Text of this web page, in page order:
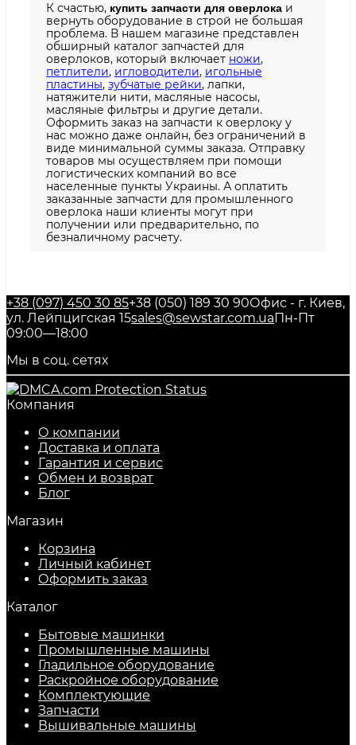
К счастью, купить запчасти для оверлока и
вернуть оборудование в строй не большая
проблема. В нашем магазине представлен
обширный каталог запчастей для
оверлоков, который включает ножи,
петлители, игловодители, игольные
пластины, зубчатые рейки, лапки,
натяжители нити, масляные насосы,
масляные фильтры и другие детали.
Оформить заказ на запчасти к оверлоку у
нас можно даже онлайн, без ограничений в
виде минимальной суммы заказа. Отправку
товаров мы осуществляем при помощи
логистических компаний во все
населенные пункты Украины. А оплатить
заказанные запчасти для промышленного
оверлока наши клиенты могут при
получении или предварительно, по
безналичному расчету.
+38 (097) 450 30 85+38 (050) 189 30 90Офис - г. Киев,
ул. Лейпцигская 15sales@sewstar.com.uaПн-Пт
09:00—18:00
Мы в соц. сетях
Компания
О компании
Доставка и оплата
Гарантия и сервис
Обмен и возврат
Блог
Магазин
Корзина
Личный кабинет
Оформить заказ
Каталог
Бытовые машинки
Промышленные машины
Гладильное оборудование
Раскройное оборудование
Комплектующие
Запчасти
Вышивальные машины